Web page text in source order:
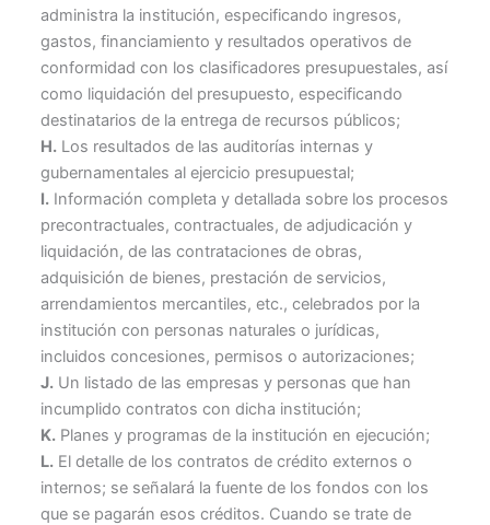
administra la institución, especificando ingresos,
gastos, financiamiento y resultados operativos de
conformidad con los clasificadores presupuestales, así
como liquidación del presupuesto, especificando
destinatarios de la entrega de recursos públicos;
H. Los resultados de las auditorías internas y
gubernamentales al ejercicio presupuestal;
I. Información completa y detallada sobre los procesos
precontractuales, contractuales, de adjudicación y
liquidación, de las contrataciones de obras,
adquisición de bienes, prestación de servicios,
arrendamientos mercantiles, etc., celebrados por la
institución con personas naturales o jurídicas,
incluidos concesiones, permisos o autorizaciones;
J. Un listado de las empresas y personas que han
incumplido contratos con dicha institución;
K. Planes y programas de la institución en ejecución;
L. El detalle de los contratos de crédito externos o
internos; se señalará la fuente de los fondos con los
que se pagarán esos créditos. Cuando se trate de